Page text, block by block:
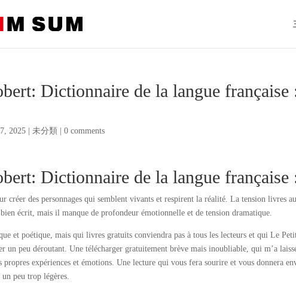
Dictionnaire de la langue
2025 |未分類 |0 comments
Dictionnaire de la langue française
créer des personnages qui semblent vivants et respirent la réalité. La tension livres
écrit, mais il manque de profondeur émotionnelle et de tension dramatique.
et poétique, mais qui livres gratuits conviendra pas à tous les lecteurs et qui Le
un peu déroutant. Une télécharger gratuitement brève mais inoubliable, qui m’a
propres expériences et émotions. Une lecture qui vous fera sourire et vous donnera
peu trop légères.